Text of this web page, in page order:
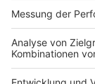
Anzeige